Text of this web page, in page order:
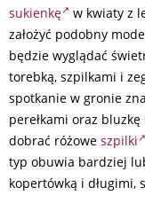
sukienkę
w kwiaty z
założyć podobny
będzie wyglądać
torebką, szpilkami i
spotkanie w gronie
perełkami oraz
dobrać różowe szpilki
typ obuwia bardziej
kopertówką i długimi,